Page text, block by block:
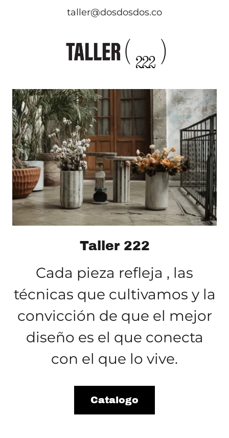
taller@dosdosdos.co
Taller 222
Cada pieza refleja , las
técnicas que cultivamos y la
convicción de que el mejor
diseño es el que conecta
con el que lo vive.
Catalogo